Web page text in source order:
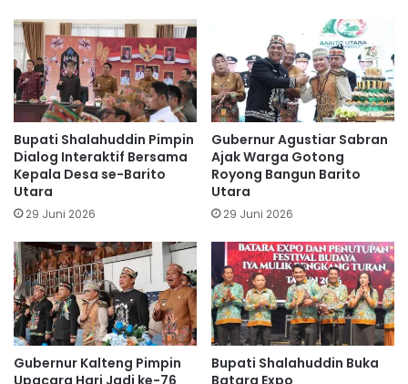
Bupati Shalahuddin Pimpin
Dialog Interaktif Bersama
Kepala Desa se-Barito
Utara
29 Juni 2026
Gubernur Agustiar Sabran
Ajak Warga Gotong
Royong Bangun Barito
Utara
29 Juni 2026
Gubernur Kalteng Pimpin
Upacara Hari Jadi ke-76
Bupati Shalahuddin Buka
Batara Expo